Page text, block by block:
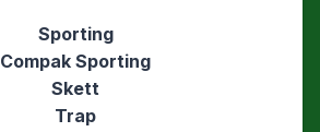
Sporting
Compak Sporting
Skett
Trap